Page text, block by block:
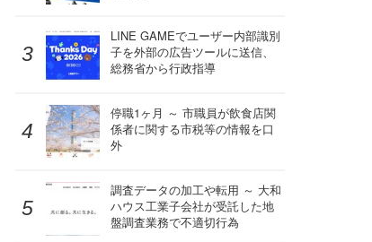
LINE GAMEでユーザー内部識別
子を外部の広告ツールに送信、
総務省から行政指導
停職1ヶ月 ～ 市職員が飲食店関
係者に関する市税等の情報を口
外
調査データの加工や転用 ～ 大和
ハウス工業子会社が受託した地
盤調査業務で不適切行為